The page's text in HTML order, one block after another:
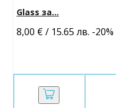
Glass за...
8,00 € / 15.65 лв. -20%